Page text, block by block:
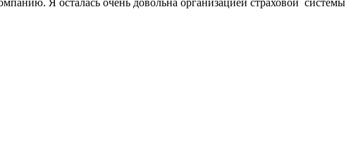
Я осталась очень довольна организацией страховой системы